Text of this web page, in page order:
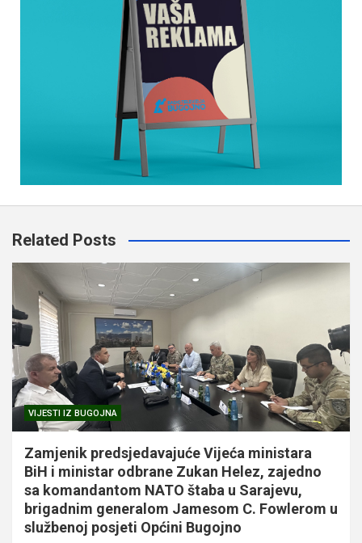
Related Posts
VIJESTI IZ BUGOJNA
Zamjenik predsjedavajuće Vijeća ministara
BiH i ministar odbrane Zukan Helez, zajedno
sa komandantom NATO štaba u Sarajevu,
brigadnim generalom Jamesom C. Fowlerom u
službenoj posjeti Općini Bugojno